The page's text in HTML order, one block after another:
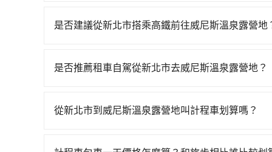
是否建議從新北市搭乘高鐵前往威尼斯溫泉露營地
新竹一天最多有61班次高鐵可搭乘。假設從新北
小黃後約花35分鐘、車費700元後，抵達威尼斯
是否推薦租車自駕從新北市去威尼斯溫泉露營地？
天就要來回，那在新北路邊可隨租隨借的iRent應
從新北市到威尼斯溫泉露營地叫計程車划算嗎？